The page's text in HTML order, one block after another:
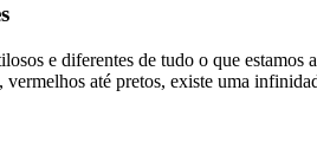
e diferentes de tudo o que
até pretos, existe uma